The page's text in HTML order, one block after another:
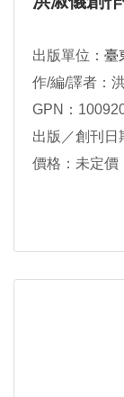
出版單位： 臺
作/編/譯者：
GPN：
出版／創刊日
價格：未定價